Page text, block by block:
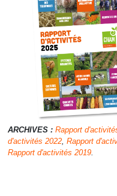
ARCHIVES : Rapport
d'activités 2022, Rapport
Rapport d'activités 2019.